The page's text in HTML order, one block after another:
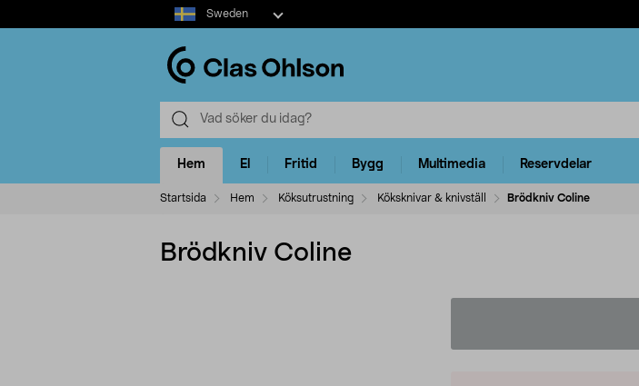
Select
market
Sweden
Hem El Fritid Bygg Multimedia Reservdelar
Startsida Hem Köksutrustning Köksknivar & knivställ Brödkniv Coline
Brödkniv Coline